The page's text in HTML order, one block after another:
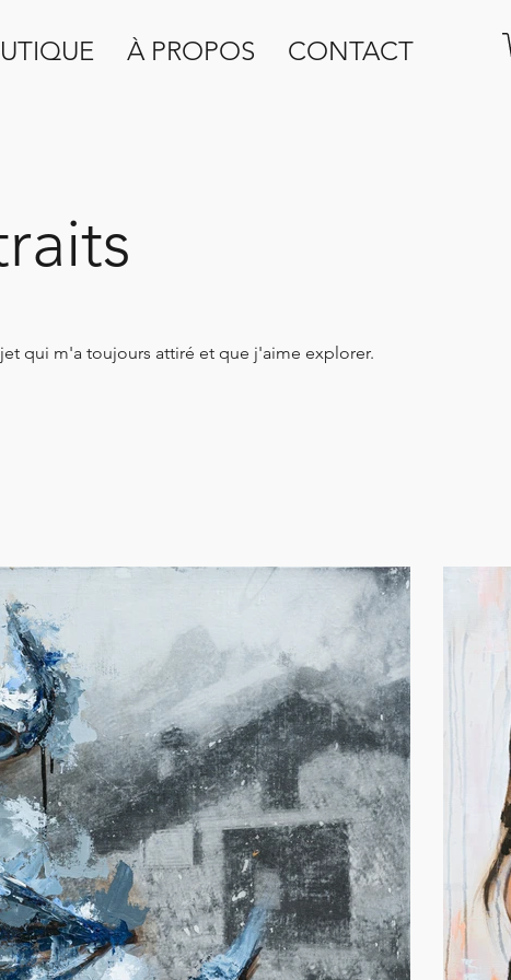
À PROPOS CONTACT
qui m'a toujours attiré et que j'aime explorer.